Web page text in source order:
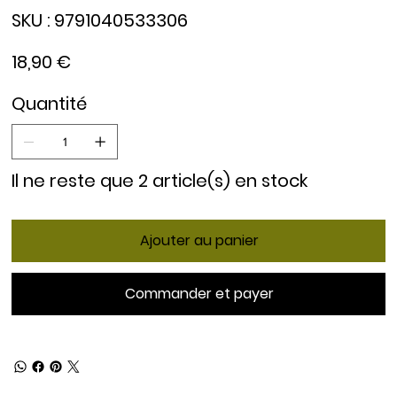
SKU : 9791040533306
9791040533306
18,90 €
Quantité
Il ne reste que 2 article(s) en stock
Ajouter au panier
Commander et payer